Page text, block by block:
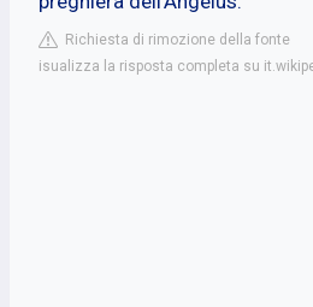
Richiesta di rimozione della fonte
isualizza la risposta completa su